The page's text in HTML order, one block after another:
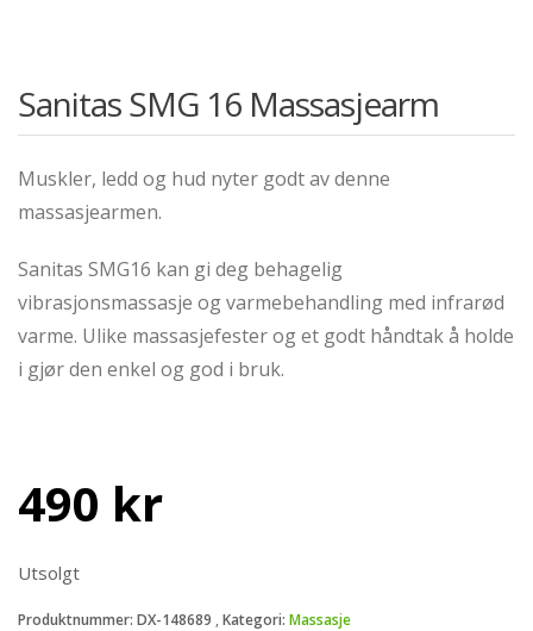
Sanitas SMG 16 Massasjearm
Muskler, ledd og hud nyter godt av denne
massasjearmen.
Sanitas SMG16 kan gi deg behagelig
vibrasjonsmassasje og varmebehandling med infrarød
varme. Ulike massasjefester og et godt håndtak å holde
i gjør den enkel og god i bruk.
490 kr
Utsolgt
Produktnummer: DX-148689 Kategori: Massasje